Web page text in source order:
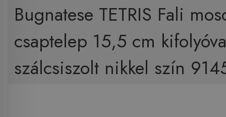
Bugnatese TETRIS Fali
csaptelep 15,5 cm
szálcsiszolt nikkel szín